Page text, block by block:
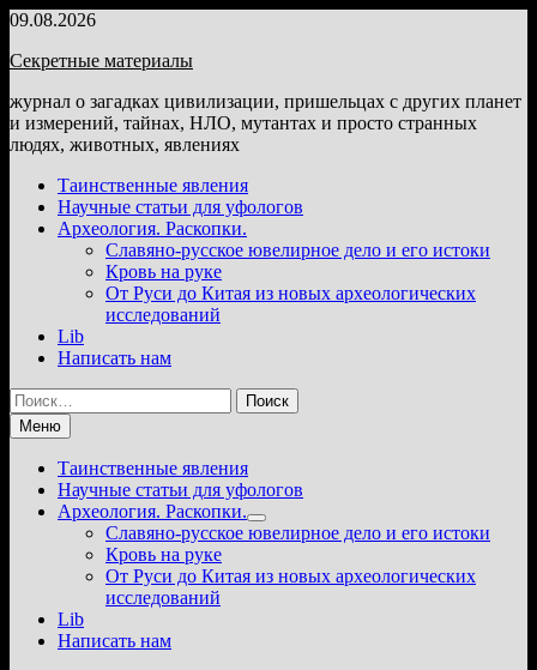
Перейти
содержимому
09.08.2026
Секретные материалы
журнал о загадках цивилизации, пришельцах с других планет
и измерений, тайнах, НЛО, мутантах и просто странных
людях, животных, явлениях
Таинственные явления
Научные статьи для уфологов
Археология. Раскопки.
Славяно-русское ювелирное дело и его истоки
Кровь на руке
От Руси до Китая из новых археологических
исследований
Lib
Написать нам
Найти:
Меню
Таинственные явления
Научные статьи для уфологов
Археология. Раскопки.
Показать
подменю
Славяно-русское ювелирное дело и его истоки
Кровь на руке
От Руси до Китая из новых археологических
исследований
Lib
Написать нам